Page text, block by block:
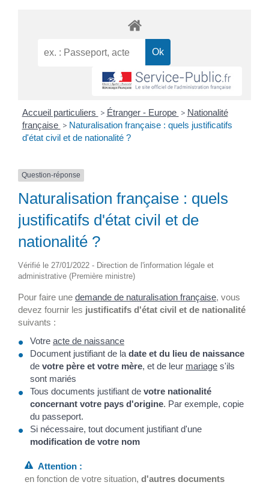
Accueil particuliers > Étranger - Europe > Nationalité
française > Naturalisation française : quels justificatifs
d'état civil et de nationalité ?
Question-réponse
Naturalisation française : quels
justificatifs d'état civil et de
nationalité ?
Vérifié le 27/01/2022 - Direction de l'information légale et
administrative (Première ministre)
Pour faire une demande de naturalisation française, vous
devez fournir les justificatifs d'état civil et de nationalité
suivants :
Votre acte de naissance
Document justifiant de la date et du lieu de naissance
de votre père et votre mère, et de leur mariage s'ils
sont mariés
Tous documents justifiant de votre nationalité
concernant votre pays d'origine. Par exemple, copie
du passeport.
Si nécessaire, tout document justifiant d'une
modification de votre nom
Attention :
en fonction de votre situation,d'autres documents